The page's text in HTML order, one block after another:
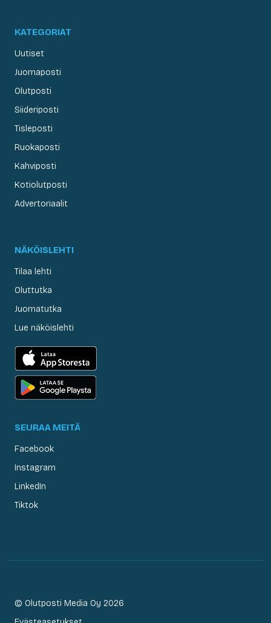
KATEGORIAT
Uutiset
Juomaposti
Olutposti
Siideriposti
Tisleposti
Ruokaposti
Kahviposti
Kotiolutposti
Advertoriaalit
NÄKÖISLEHTI
Tilaa lehti
Oluttutka
Juomatutka
Lue näköislehti
SEURAA MEITÄ
Facebook
Instagram
LinkedIn
Tiktok
© Olutposti Media Oy 2026